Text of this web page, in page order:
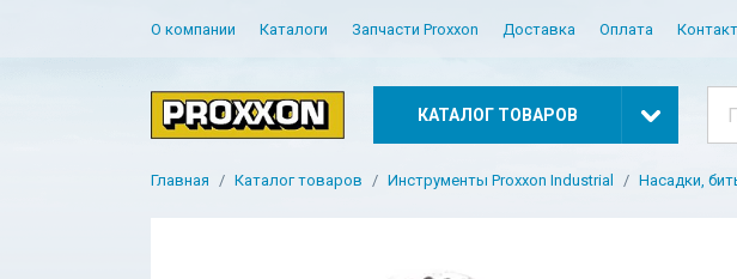
О компании Каталоги Запчасти Proxxon Доставка Оплата
КАТАЛОГ ТОВАРОВ
Главная Каталог товаров Инструменты Proxxon Industrial Насадки,